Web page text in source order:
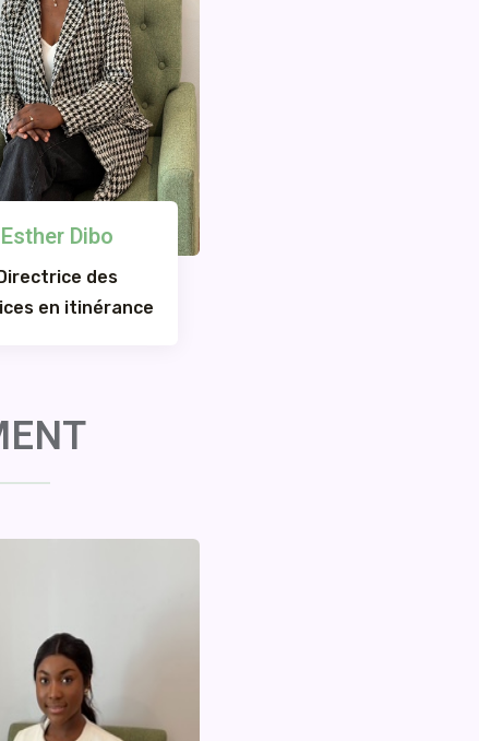
Esther Dibo
des
en itinérance